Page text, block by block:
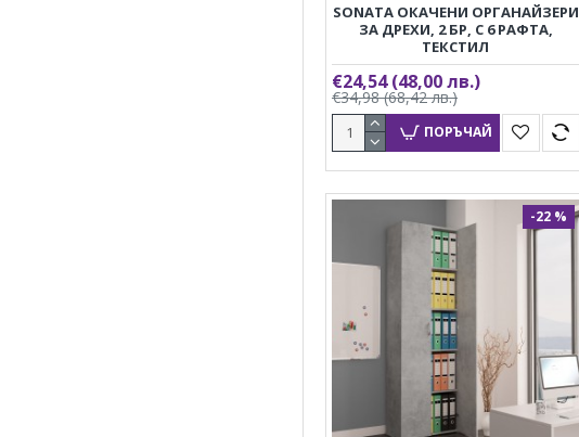
SONATA ОКАЧЕНИ ОРГАНАЙЗЕРИ
ЗА ДРЕХИ, 2 БР, С 6 РАФТА,
ТЕКСТИЛ
€24,54(48,00 лв.)
€34,98(68,42 лв.)
ПОРЪЧАЙ
-22 %